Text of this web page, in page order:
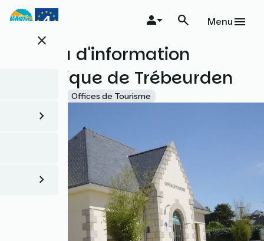
Aller
au
principalclose
Menu
Bureau d'information
touristique de Trébeurden
Offices de Tourisme